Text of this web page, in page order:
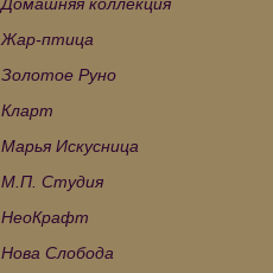
Жар-птица
Золотое Руно
Кларт
Марья Искусница
М.П. Студия
НеоКрафт
Нова Слобода